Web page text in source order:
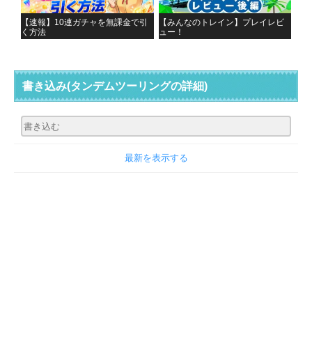
【速報】10連ガチャを無課金で引
く方法
【みんなのトレイン】プレイレビ
ュー！
書き込み(タンデムツーリングの詳細)
最新を表示する